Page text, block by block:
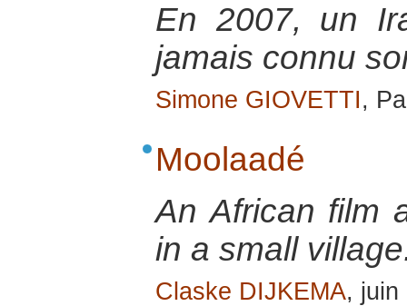
En 2007, un
jamais connu
Simone GIOVETTI,
Moolaadé
An African film
in a small
Claske DIJKEMA, juin